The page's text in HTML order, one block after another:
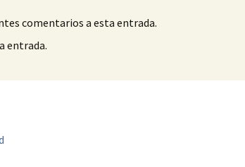
comentarios a esta entrada.
entrada.